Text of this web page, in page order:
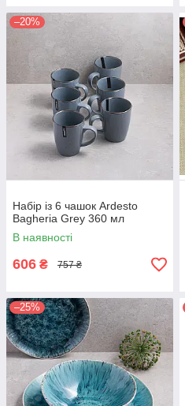
–20%
Набір із 6 чашок Ardesto
Bagheria Grey 360 мл
В наявності
606 ₴ 757 ₴
–25%